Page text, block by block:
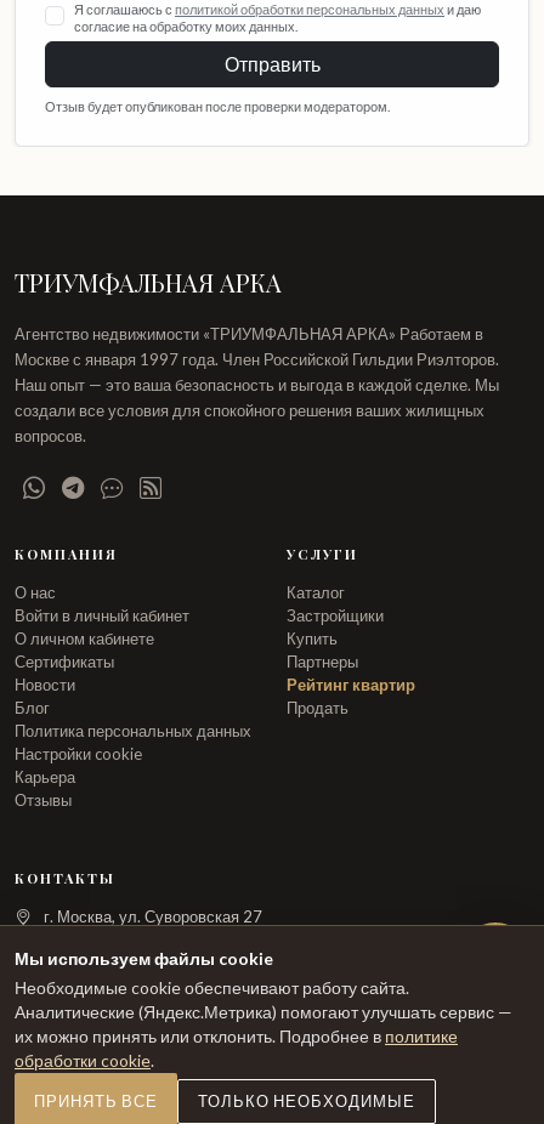
Я соглашаюсь с политикой обработки персональных данных и даю
согласие на обработку моих данных.
Отправить
Отзыв будет опубликован после проверки модератором.
ТРИУМФАЛЬНАЯ АРКА
Агентство недвижимости «ТРИУМФАЛЬНАЯ АРКА» Работаем в
Москве с января 1997 года. Член Российской Гильдии Риэлторов.
Наш опыт — это ваша безопасность и выгода в каждой сделке. Мы
создали все условия для спокойного решения ваших жилищных
вопросов.
КОМПАНИЯ
О нас
Войти в личный кабинет
О личном кабинете
Сертификаты
Новости
Блог
Политика персональных данных
Настройки cookie
Карьера
Отзывы
УСЛУГИ
Каталог
Застройщики
Купить
Партнеры
Рейтинг квартир
Продать
КОНТАКТЫ
г. Москва, ул. Суворовская 27
ЗАКАЗАТЬ ЗВОНОК
Мы используем файлы cookie
Необходимые cookie обеспечивают работу сайта.
Аналитические (Яндекс.Метрика) помогают улучшать сервис —
их можно принять или отклонить. Подробнее в политике
обработки cookie.
ПРИНЯТЬ ВСЕ ТОЛЬКО НЕОБХОДИМЫЕ